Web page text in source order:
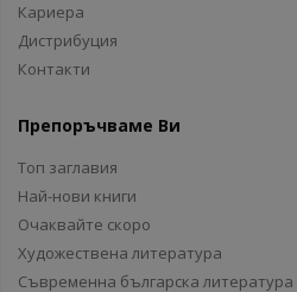
Кариера
Дистрибуция
Контакти
Препоръчваме Ви
Топ заглавия
Най-нови книги
Очаквайте скоро
Художествена литература
Съвременна българска литература